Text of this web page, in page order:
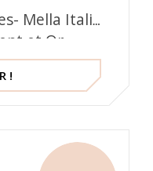
Mella Italie
et Or
!